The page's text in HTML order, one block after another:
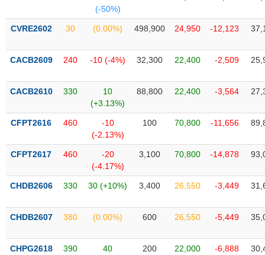
(-50%)
CVRE2602 30 (0.00%) 498,900 24,950 -12,123
CACB2609 240 -10 (-4%) 32,300 22,400 -2,509
CACB2610 330
10
(+3.13%)
88,800 22,400 -3,564
CFPT2616 460
-10
(-2.13%)
100 70,800 -11,656
CFPT2617 460
-20
(-4.17%)
3,100 70,800 -14,878
CHDB2606 330 30 (+10%) 3,400 26,550 -3,449
CHDB2607 380 (0.00%) 600 26,550 -5,449
CHPG2618 390
40
200 22,000 -6,888
KHỎE
TÀI
CÔNG
THÔNG